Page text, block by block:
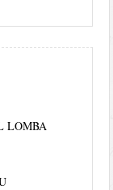
LOMBA